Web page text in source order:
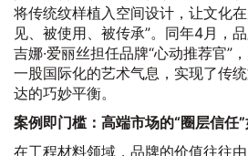
将传统纹样植入空间设计，让文化
见、被使用、被传承”。同年4月，
吉娜·爱丽丝担任品牌“心动推荐官”
一股国际化的艺术气息，实现了传
达的巧妙平衡。
案例即门槛：高端市场的“圈层信任
在工程材料领域，品牌的价值往往由